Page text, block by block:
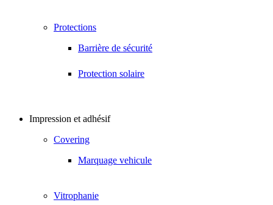
Protections
Barrière de sécurité
Protection solaire
Impression et adhésif
Covering
Marquage vehicule
Vitrophanie